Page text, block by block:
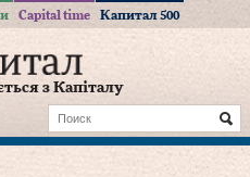
Capital time Капитал 500
з Капіталу